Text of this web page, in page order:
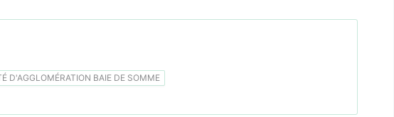
D'AGGLOMÉRATION BAIE DE SOMME